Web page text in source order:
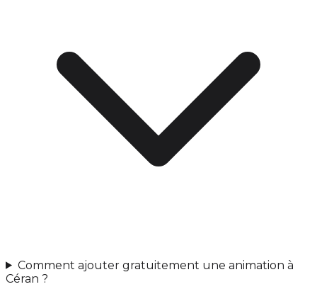
Comment ajouter gratuitement une animation à
Céran ?